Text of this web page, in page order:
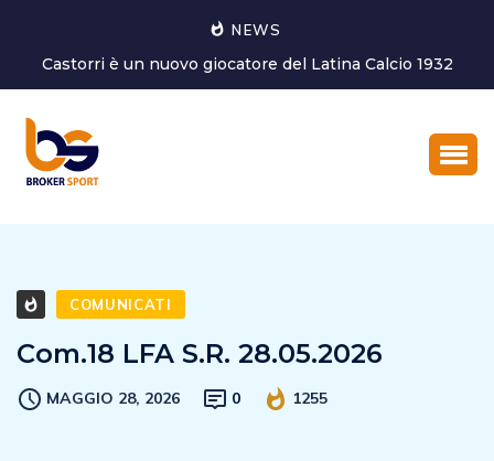
NEWS
giocatore del Latina Calcio 1932
Marco Ghirotto è il
COMUNICATI
Com.18 LFA S.R. 28.05.2026
MAGGIO 28, 2026 0 1255